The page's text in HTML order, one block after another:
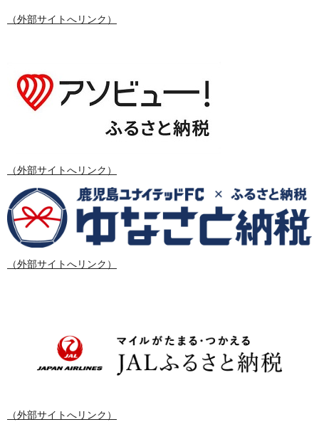
（外部サイトへリンク）
（外部サイトへリンク）
（外部サイトへリンク）
（外部サイトへリンク）